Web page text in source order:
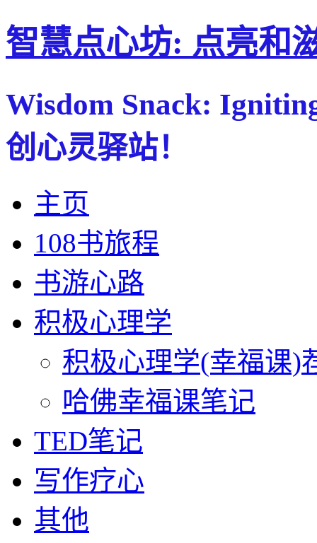
智慧点心坊: 点亮和
Wisdom Snack:
创心灵驿站！
主页
108书旅程
书游心路
积极心理学
积极心理学(幸福课)
哈佛幸福课笔记
TED笔记
写作疗心
其他